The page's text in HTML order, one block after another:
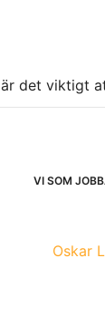
är det viktigt
VI SOM
Oskar